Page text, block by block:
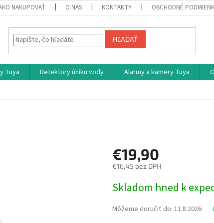
NAKUPOVAŤ O NÁS KONTAKTY OBCHODNÉ
HĽADAŤ
Tuya Detektory úniku vody Alarmy a kamery Tuya
€19,90
€16,45 bez DPH
cena:
Skladom hned k
Môžeme doručiť do: 11.8.2026